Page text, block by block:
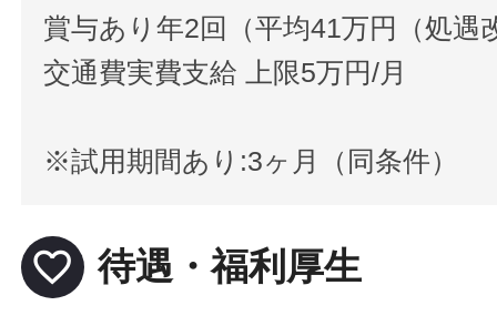
賞与あり年2回（平均41万円（処遇
交通費実費支給 上限5万円/月
※試用期間あり:3ヶ月（同条件）
favorite_border 待遇・福利厚生